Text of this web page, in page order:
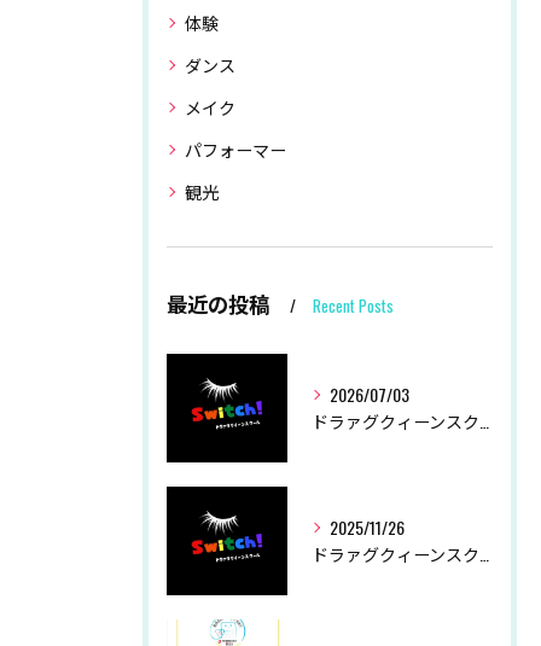
体験
ダンス
メイク
パフォーマー
観光
最近の投稿 Recent Posts
2026/07/03
2025/11/26